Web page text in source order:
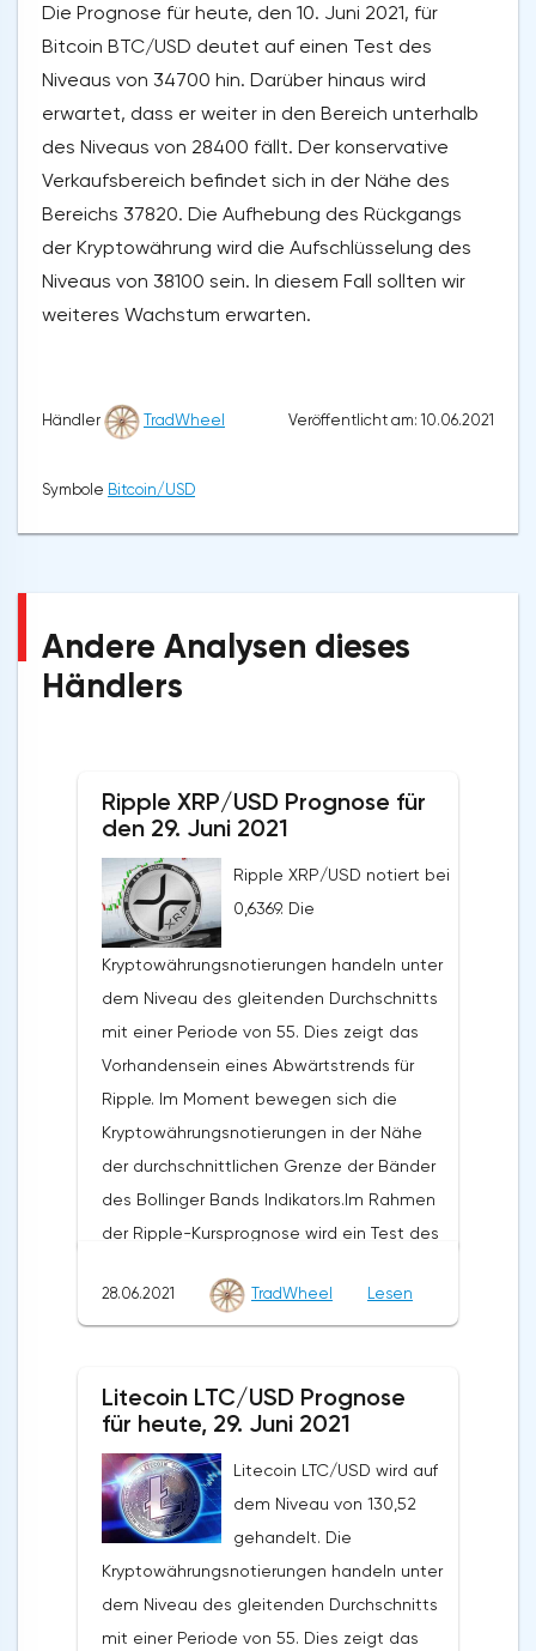
Die Prognose für heute, den 10. Juni 2021, für
Bitcoin BTC/USD deutet auf einen Test des
Niveaus von 34700 hin. Darüber hinaus wird
erwartet, dass er weiter in den Bereich unterhalb
des Niveaus von 28400 fällt. Der konservative
Verkaufsbereich befindet sich in der Nähe des
Bereichs 37820. Die Aufhebung des Rückgangs
der Kryptowährung wird die Aufschlüsselung des
Niveaus von 38100 sein. In diesem Fall sollten wir
weiteres Wachstum erwarten.
Händler TradWheel Veröffentlicht am: 10.06.2021
Symbole Bitcoin/USD
Andere Analysen dieses
Händlers
Ripple XRP/USD Prognose für
den 29. Juni 2021
Ripple XRP/USD notiert bei
0,6369. Die
Kryptowährungsnotierungen handeln unter
dem Niveau des gleitenden Durchschnitts
mit einer Periode von 55. Dies zeigt das
Vorhandensein eines Abwärtstrends für
Ripple. Im Moment bewegen sich die
Kryptowährungsnotierungen in der Nähe
der durchschnittlichen Grenze der Bänder
des Bollinger Bands Indikators.Im Rahmen
der Ripple-Kursprognose wird ein Test des
sollten wir einen Versuch erwarten, den
Rückgang von XRP/USD fortzusetzen und
Das Ziel einer solchen Bewegung ist der
Bereich in der Nähe des Niveaus von
0,4890. Der konservative Bereich für Ripple-
Verkäufe befindet sich in der Nähe der
oberen Grenze der Bänder des Bollinger
Bands Indikators auf dem Niveau von
0,6790. Ripple XRP/USD Prognose für den
29. Juni 2021 Die Annullierung der Option,
28.06.2021 TradWheel Lesen
Litecoin LTC/USD Prognose
für heute, 29. Juni 2021
Litecoin LTC/USD wird auf
dem Niveau von 130,52
gehandelt. Die
Kryptowährungsnotierungen handeln unter
dem Niveau des gleitenden Durchschnitts
mit einer Periode von 55. Dies zeigt das